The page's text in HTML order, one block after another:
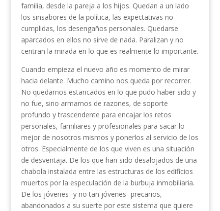
familia, desde la pareja a los hijos. Quedan a un lado
los sinsabores de la política, las expectativas no
cumplidas, los desengaños personales. Quedarse
aparcados en ellos no sirve de nada. Paralizan y no
centran la mirada en lo que es realmente lo importante.
Cuando empieza el nuevo año es momento de mirar
hacia delante. Mucho camino nos queda por recorrer.
No quedarnos estancados en lo que pudo haber sido y
no fue, sino armarnos de razones, de soporte
profundo y trascendente para encajar los retos
personales, familiares y profesionales para sacar lo
mejor de nosotros mismos y ponerlos al servicio de los
otros. Especialmente de los que viven es una situación
de desventaja. De los que han sido desalojados de una
chabola instalada entre las estructuras de los edificios
muertos por la especulación de la burbuja inmobiliaria.
De los jóvenes -y no tan jóvenes- precarios,
abandonados a su suerte por este sistema que quiere